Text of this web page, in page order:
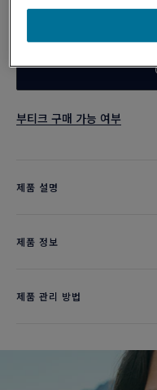
부티크 구매 가능 여부
제품 설명
제품 정보
제품 관리 방법